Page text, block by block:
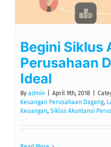
Begini Siklus
Perusahaan
Ideal
By admin April 9th, 2018
Keuangan Perusahaan Dagang,
Keuangan, Siklus Akuntansi